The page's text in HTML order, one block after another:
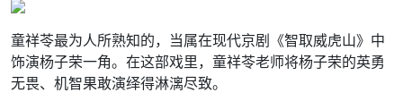
童祥苓最为人所熟知的，当属在现代京剧《智取威虎山》中
饰演杨子荣一角。在这部戏里，童祥苓老师将杨子荣的英勇
无畏、机智果敢演绎得淋漓尽致。